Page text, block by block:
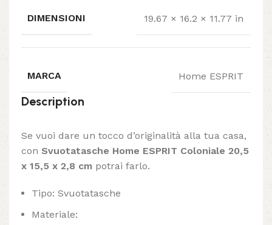
DIMENSIONI 19.67 × 16.2 × 11.77 in
MARCA Home ESPRIT
Description
Se vuoi dare un tocco d’originalità alla tua casa,
con Svuotatasche Home ESPRIT Coloniale 20,5
x 15,5 x 2,8 cm potrai farlo.
Tipo: Svuotatasche
Materiale: